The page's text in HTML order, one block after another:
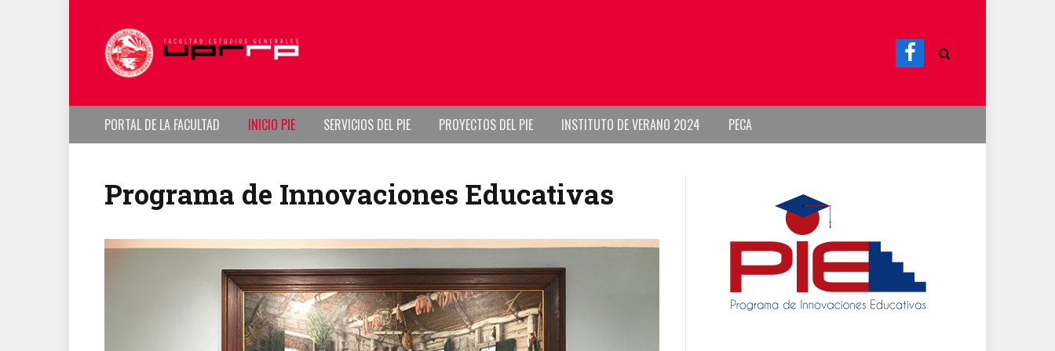
Facebook
PORTAL DE LA FACULTAD INICIO PIE SERVICIOS DEL PIE PROYECTOS DEL PIE INSTITUTO DE VERANO 2024 PECA
Programa de Innovaciones Educativas